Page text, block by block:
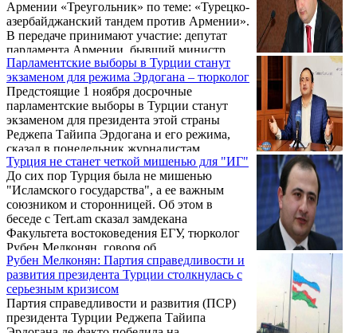
государственного университета, тюрколог
Рубен Мелконян.
Армении «Треугольник» по теме: «Турецко-
азербайджанский тандем против Армении».
В передаче принимают участие: депутат
парламента Армении, бывший министр
иностранных дел РА Александр Арзуманян,
турколог Рубен Мелконян и руководитель
фракции АРФ Дашнакцутюн в парламенте
Армении Армен Рустамян.
Парламентские выборы в Турции станут
экзаменом для режима Эрдогана – тюрколог
Предстоящие 1 ноября досрочные
парламентские выборы в Турции станут
экзаменом для президента этой страны
Реджепа Тайипа Эрдогана и его режима,
сказал в понедельник журналистам
тюрколог Рубен Мелконян.
Турция не станет четкой мишенью для "ИГ"
До сих пор Турция была не мишенью
"Исламского государства", а ее важным
союзником и сторонницей. Об этом в
беседе с Tert.am сказал замдекана
Факультета востоковедения ЕГУ, тюрколог
Рубен Мелконян, говоря об
опубликованном турецким судом
документе, согласно которому, Турция
является основной мишенью группировки
"Исламское государство" в регионе.
Рубен Мелконян: Партия справедливости и
развития президента Турции столкнулась с
серьезным кризисом
Партия справедливости и развития (ПСР)
президента Турции Реджепа Тайипа